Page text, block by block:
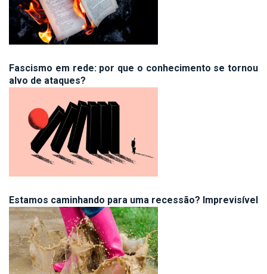
Fascismo em rede: por que o conhecimento se tornou
alvo de ataques?
Estamos caminhando para uma recessão? Imprevisível